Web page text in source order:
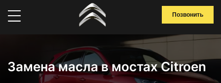
Позвонить
Замена масла в мостах Citroen